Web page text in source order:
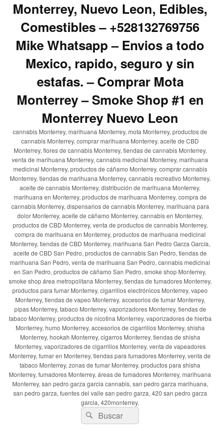
Monterrey, Nuevo Leon, Edibles,
Comestibles – +528132769756
Mike Whatsapp – Envios a todo
Mexico, rapido, seguro y sin
estafas. – Comprar Mota
Monterrey – Smoke Shop #1 en
Monterrey Nuevo Leon
cannabis Monterrey, marihuana Monterrey, mota Monterrey, productos de
cannabis Monterrey, comprar marihuana Monterrey, aceite de CBD
Monterrey, flores de cannabis Monterrey, tiendas de cannabis Monterrey,
venta de marihuana Monterrey, cannabis medicinal Monterrey, marihuana
medicinal Monterrey, productos de cáñamo Monterrey, comprar cannabis
Monterrey, tiendas de marihuana Monterrey, cannabis recreativo Monterrey,
aceite de cannabis Monterrey, distribución de marihuana Monterrey,
marihuana en Monterrey, productos de marihuana Monterrey, compra de
cannabis Monterrey, dispensarios de cannabis Monterrey, marihuana para
dolor Monterrey, aceite de cáñamo Monterrey, cannabis en Monterrey,
productos de CBD Monterrey, venta de productos de cannabis Monterrey,
compra de marihuana en Monterrey, productos de marihuana medicinal
Monterrey, tiendas de CBD Monterrey, marihuana San Pedro Garza García,
aceite de CBD San Pedro, productos de cannabis San Pedro, tiendas de
marihuana San Pedro, venta de marihuana San Pedro, cannabis medicinal
en San Pedro, productos de cáñamo San Pedro, smoke shop Monterrey,
smoke shop área metropolitana Monterrey, tiendas de fumadores Monterrey,
productos para fumar Monterrey, cigarrillos electrónicos Monterrey, vapeo
Monterrey, tiendas de vapeo Monterrey, accesorios de fumar Monterrey,
pipas Monterrey, tabaco Monterrey, vaporizadores Monterrey, tiendas de
tabaco Monterrey, productos de nicotina Monterrey, vaporizadores de hierba
Monterrey, humo Monterrey, accesorios de cigarrillos Monterrey, shisha
Monterrey, hookah Monterrey, cigarros Monterrey, tiendas de shisha
Monterrey, vaporizadores de cigarrillos Monterrey, venta de vapeadores
Monterrey, fumar en Monterrey, tiendas para fumadores Monterrey, venta de
tabaco Monterrey, zonas de fumar Monterrey, productos para shisha
Monterrey, fumadores Monterrey, áreas de fumadores Monterrey, marihuana
Monterrey, san pedro garza garcia cannabis, san pedro garza marihuana,
san pedro garza, fuentes del valle san pedro garza, 420 san pedro garza
garcia, 420monterrey,
Buscar
por:
Buscar